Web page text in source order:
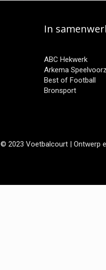
In
ABC Hekwerk
Arkema
Best of Football
Bronsport
© 2023 Voetbalcourt | Ontwerp